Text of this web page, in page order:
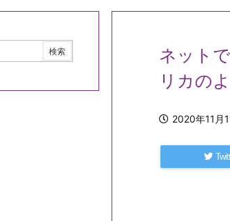
ネット
リカの
2020年11月